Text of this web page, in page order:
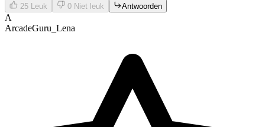
25 Leuk 0 Niet leuk Antwoorden
A
ArcadeGuru_Lena